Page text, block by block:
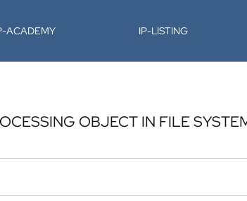
ACADEMY IP-LISTING
OBJECT IN FILE